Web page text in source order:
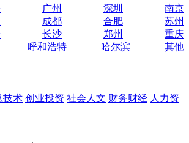
广州 深圳
南京
成都 合肥
苏州
长沙 郑州
重庆
呼和浩特 哈尔滨
其他
技术 创业投资 社会人文 财务财经 人力资